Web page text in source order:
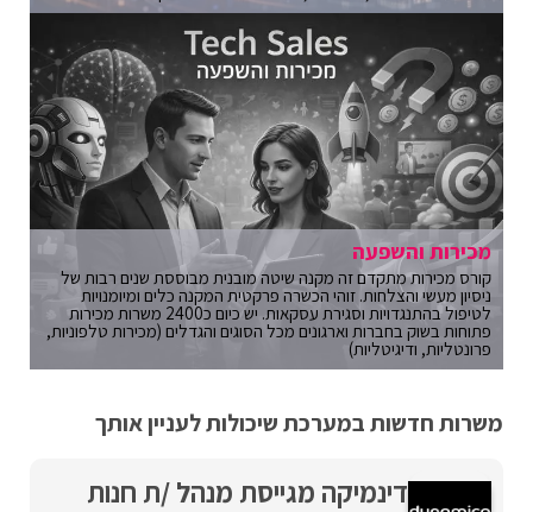
מכירות והשפעה
קורס מכירות מתקדם זה מקנה שיטה מובנית מבוססת שנים רבות של
ניסיון מעשי והצלחות. זוהי הכשרה פרקטית המקנה כלים ומיומנויות
לטיפול בהתנגדויות וסגירת עסקאות. יש כיום כ2400 משרות מכירות
פתוחות בשוק בחברות וארגונים מכל הסוגים והגדלים (מכירות טלפוניות,
פרונטליות, ודיגיטליות)
משרות חדשות במערכת שיכולות לעניין אותך
דינמיקה מגייסת מנהל /ת חנות